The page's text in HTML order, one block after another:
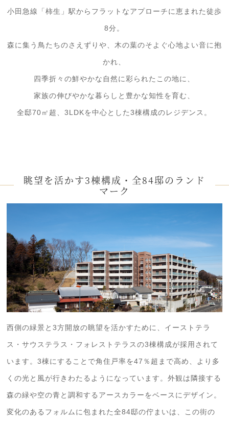
小田急線「柿生」駅からフラットなアプローチに恵まれた徒歩
8分。
森に集う鳥たちのさえずりや、木の葉のそよぐ心地よい音に抱
かれ、
四季折々の鮮やかな自然に彩られたこの地に、
家族の伸びやかな暮らしと豊かな知性を育む、
全邸70㎡超、3LDKを中心とした3棟構成のレジデンス。
眺望を活かす3棟構成・全84邸のランド
マーク
西側の緑景と3方開放の眺望を活かすために、イーストテラ
ス・サウステラス・フォレストテラスの3棟構成が採用されて
います。3棟にすることで角住戸率を47％超まで高め、より多
くの光と風が行きわたるようになっています。外観は隣接する
森の緑や空の青と調和するアースカラーをベースにデザイン。
変化のあるフォルムに包まれた全84邸の佇まいは、この街の